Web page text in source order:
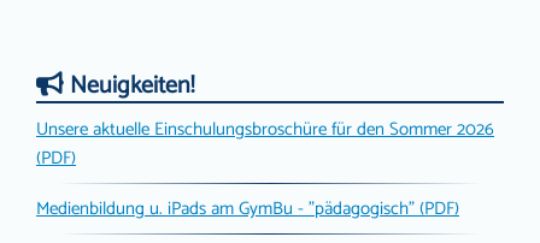
Neuigkeiten!
Unsere aktuelle Einschulungsbroschüre für den Sommer 2026
(PDF)
Medienbildung u. iPads am GymBu - "pädagogisch" (PDF)